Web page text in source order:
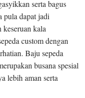
serta bagus
pula dapat jadi
kala
custom dengan
Baju sepeda
busana spesial
lebih aman serta